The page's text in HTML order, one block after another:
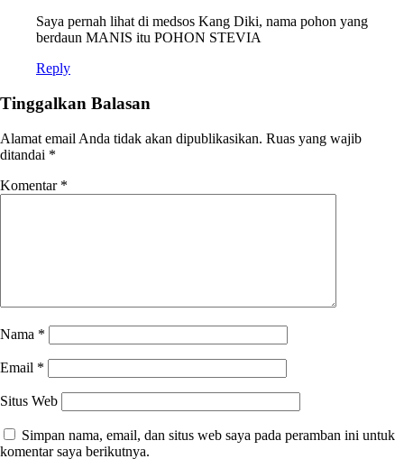
Saya pernah lihat di medsos Kang Diki, nama pohon yang
berdaun MANIS itu POHON STEVIA
Reply
Tinggalkan Balasan
Alamat email Anda tidak akan dipublikasikan. Ruas yang wajib
ditandai *
Komentar *
Nama *
Email *
Situs Web
Simpan nama, email, dan situs web saya pada peramban ini untuk
komentar saya berikutnya.